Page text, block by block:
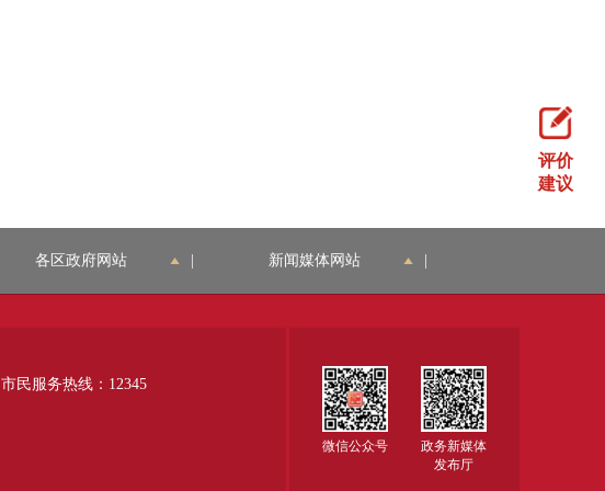
评价
建议
各区政府网站 新闻媒体网站
市民服务热线：12345
微信公众号
政务新媒体
发布厅